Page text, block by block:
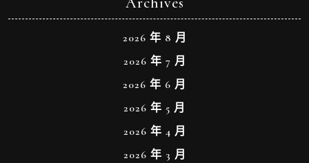
2026 年 8 月
2026 年 7 月
2026 年 6 月
2026 年 5 月
2026 年 4 月
2026 年 3 月